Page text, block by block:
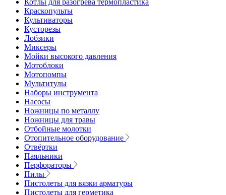
Котлы для разогрева термопластика
Краскопульты
Культиваторы
Кусторезы
Лобзики
Миксеры
Мойки высокого давления
Мотоблоки
Мотопомпы
Мультитулы
Наборы инструмента
Насосы
Ножницы по металлу
Ножницы для травы
Отбойные молотки
Отопительное оборудование
Отвёртки
Паяльники
Перфораторы
Пилы
Пистолеты для вязки арматуры
Пистолеты для герметика